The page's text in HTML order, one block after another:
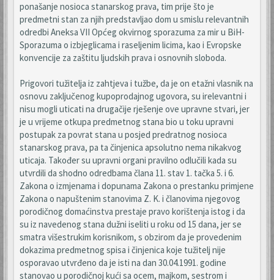
ponašanje nosioca stanarskog prava, tim prije što je
predmetni stan za njih predstavljao dom u smislu relevantnih
odredbi Aneksa VII Općeg okvirnog sporazuma za mir u BiH-
Sporazuma o izbjeglicama i raseljenim licima, kao i Evropske
konvencije za zaštitu ljudskih prava i osnovnih sloboda.
Prigovori tužitelja iz zahtjeva i tužbe, da je on etažni vlasnik na
osnovu zaključenog kupoprodajnog ugovora, su irelevantni i
nisu mogli uticati na drugačije rješenje ove upravne stvari, jer
je u vrijeme otkupa predmetnog stana bio u toku upravni
postupak za povrat stana u posjed predratnog nosioca
stanarskog prava, pa ta činjenica apsolutno nema nikakvog
uticaja. Također su upravni organi pravilno odlučili kada su
utvrdili da shodno odredbama člana 11. stav 1. tačka 5. i 6.
Zakona o izmjenama i dopunama Zakona o prestanku primjene
Zakona o napuštenim stanovima Z. K. i članovima njegovog
porodičnog domaćinstva prestaje pravo korištenja istog i da
su iz navedenog stana dužni iseliti u roku od 15 dana, jer se
smatra višestrukim korisnikom, s obzirom da je provedenim
dokazima predmetnog spisa i činjenica koje tužitelj nije
osporavao utvrđeno da je isti na dan 30.04.1991. godine
stanovao u porodičnoj kući sa ocem, majkom, sestrom i